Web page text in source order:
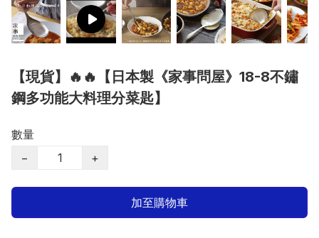
【現貨】🔥🔥【日本製《家事問屋》18-8不鏽
鋼多功能大料理分菜匙】
數量
−
+
加至購物車